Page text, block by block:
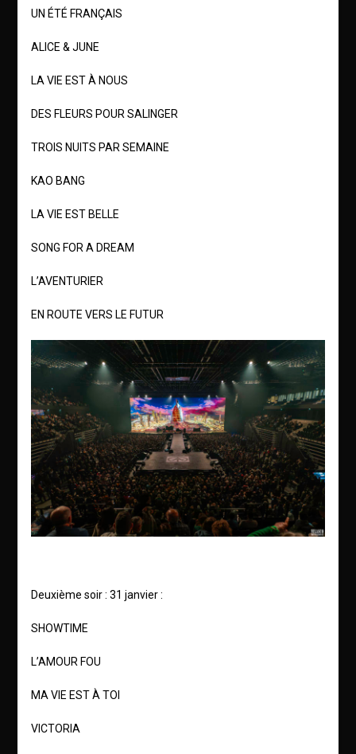
UN ÉTÉ FRANÇAIS
ALICE & JUNE
LA VIE EST À NOUS
DES FLEURS POUR SALINGER
TROIS NUITS PAR SEMAINE
KAO BANG
LA VIE EST BELLE
SONG FOR A DREAM
L’AVENTURIER
EN ROUTE VERS LE FUTUR
Deuxième soir : 31 janvier :
SHOWTIME
L’AMOUR FOU
MA VIE EST À TOI
VICTORIA